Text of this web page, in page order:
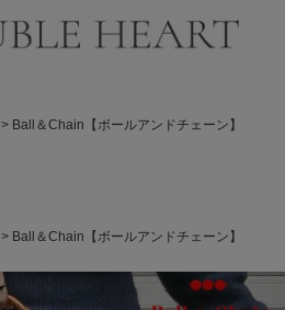
Ball＆Chain【ボールアンドチェーン】
Ball＆Chain【ボールアンドチェーン】